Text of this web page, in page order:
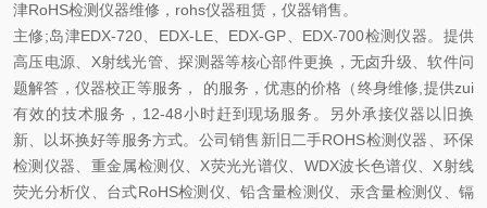
津RoHS检测仪器维修，rohs仪器租赁，仪器销售。
主修;岛津EDX-720、EDX-LE、EDX-GP、EDX-700检测仪器。提供
高压电源、X射线光管、探测器等核心部件更换，无卤升级、软件问
题解答，仪器校正等服务， 的服务，优惠的价格（终身维修,提供zui
有效的技术服务，12-48小时赶到现场服务。另外承接仪器以旧换
新、以坏换好等服务方式。公司销售新旧二手ROHS检测仪器、环保
检测仪器、重金属检测仪、X荧光光谱仪、WDX波长色谱仪、X射线
荧光分析仪、台式RoHS检测仪、铅含量检测仪、汞含量检测仪、镉